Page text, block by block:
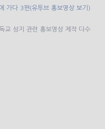
가다 3편(유투브 홍보영상 보기)
교 성지 관련 홍보영상 제작 다수